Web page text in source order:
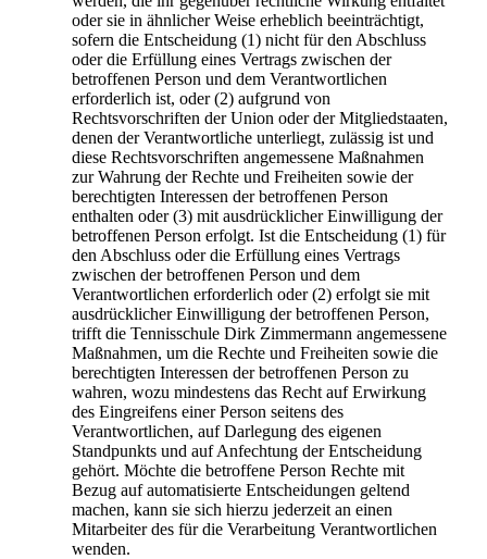
oder sie in ähnlicher Weise erheblich beeinträchtigt,
sofern die Entscheidung (1) nicht für den Abschluss
oder die Erfüllung eines Vertrags zwischen der
betroffenen Person und dem Verantwortlichen
erforderlich ist, oder (2) aufgrund von
Rechtsvorschriften der Union oder der Mitgliedstaaten,
denen der Verantwortliche unterliegt, zulässig ist und
diese Rechtsvorschriften angemessene Maßnahmen
zur Wahrung der Rechte und Freiheiten sowie der
berechtigten Interessen der betroffenen Person
enthalten oder (3) mit ausdrücklicher Einwilligung der
betroffenen Person erfolgt. Ist die Entscheidung (1) für
den Abschluss oder die Erfüllung eines Vertrags
zwischen der betroffenen Person und dem
Verantwortlichen erforderlich oder (2) erfolgt sie mit
ausdrücklicher Einwilligung der betroffenen Person,
trifft die Tennisschule Dirk Zimmermann angemessene
Maßnahmen, um die Rechte und Freiheiten sowie die
berechtigten Interessen der betroffenen Person zu
wahren, wozu mindestens das Recht auf Erwirkung
des Eingreifens einer Person seitens des
Verantwortlichen, auf Darlegung des eigenen
Standpunkts und auf Anfechtung der Entscheidung
gehört. Möchte die betroffene Person Rechte mit
Bezug auf automatisierte Entscheidungen geltend
machen, kann sie sich hierzu jederzeit an einen
Mitarbeiter des für die Verarbeitung Verantwortlichen
wenden.